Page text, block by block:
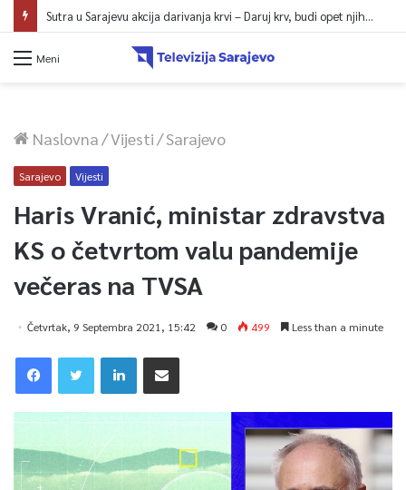
Sutra u Sarajevu akcija darivanja krvi – Daruj krv, budi opet njihov heroj
Meni
Naslovna/Vijesti/Sarajevo
Sarajevo Vijesti
Haris Vranić, ministar zdravstva
KS o četvrtom valu pandemije
večeras na TVSA
Četvrtak, 9 Septembra 2021, 15:42 0 499 Less than a minute